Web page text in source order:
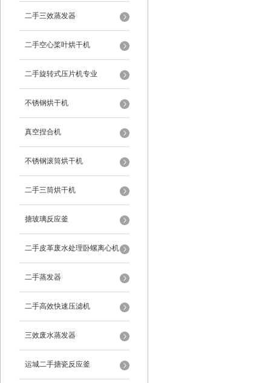
二手三效蒸发器
二手空心桨叶烘干机
二手旋转式压片机专业
不锈钢烘干机
真空捏合机
不锈钢滚筒烘干机
二手三筒烘干机
搪玻璃反应釜
二手皮革废水处理卧螺离心机
二手蒸发器
二手高效快速压滤机
三效废水蒸发器
运城二手搪瓷反应釜